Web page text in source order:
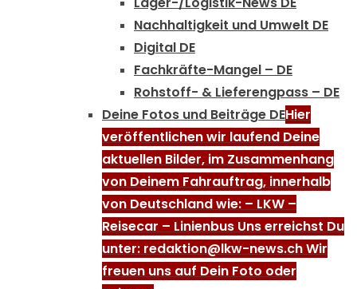
Nachhaltigkeit und Umwelt DE
Digital DE
Fachkräfte-Mangel – DE
Rohstoff- & Lieferengpass – DE
Deine Fotos und Beiträge DEHier
veröffentlichen wir laufend Deine
aktuellen Bilder, im Zusammenhang
von Deinem Fahrauftrag, innerhalb
von Deutschland wie: – LKW –
Reisecar – Linienbus Uns erreichst Du
unter: redaktion@lkw-news.ch Wir
freuen uns auf Dein Foto oder